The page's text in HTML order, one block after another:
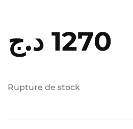
1270 د.ج
Rupture de stock